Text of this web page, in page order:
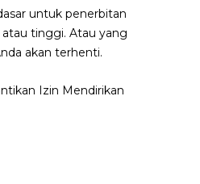
untuk penerbitan
tinggi. Atau yang
akan terhenti.
Izin Mendirikan